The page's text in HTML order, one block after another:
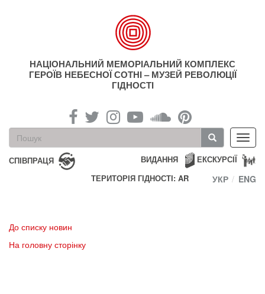
НАЦІОНАЛЬНИЙ МЕМОРІАЛЬНИЙ КОМПЛЕКС
ГЕРОЇВ НЕБЕСНОЇ СОТНІ – МУЗЕЙ РЕВОЛЮЦІЇ
ГІДНОСТІ
Пошукова
форма
Пошук
СПІВПРАЦЯ ЕКСКУРСІЇ
ВИДАННЯ
ТЕРИТОРІЯ ГІДНОСТІ: AR
УКР ENG
До списку новин
На головну сторінку